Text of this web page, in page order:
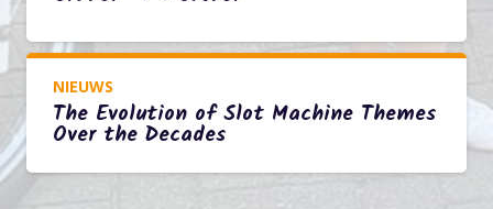
NIEUWS
The Evolution of Slot Machine Themes
Over the Decades